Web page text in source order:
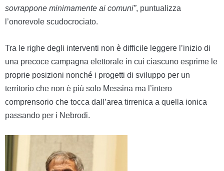
sovrappone minimamente ai comuni”, puntualizza
l’onorevole scudocrociato.
Tra le righe degli interventi non è difficile leggere l’inizio di
una precoce campagna elettorale in cui ciascuno esprime le
proprie posizioni nonché i progetti di sviluppo per un
territorio che non è più solo Messina ma l’intero
comprensorio che tocca dall’area tirrenica a quella ionica
passando per i Nebrodi.